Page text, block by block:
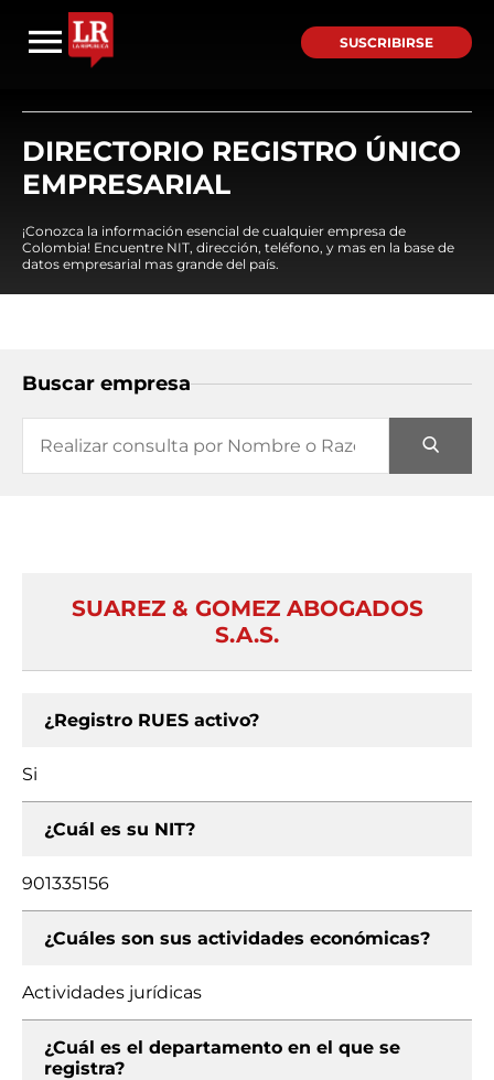
SUSCRIBIRSE
DIRECTORIO REGISTRO ÚNICO
EMPRESARIAL
¡Conozca la información esencial de cualquier empresa de
Colombia! Encuentre NIT, dirección, teléfono, y mas en la base de
datos empresarial mas grande del país.
Buscar empresa
SUAREZ & GOMEZ ABOGADOS
S.A.S.
¿Registro RUES activo?
Si
¿Cuál es su NIT?
901335156
¿Cuáles son sus actividades económicas?
Actividades jurídicas
¿Cuál es el departamento en el que se
registra?